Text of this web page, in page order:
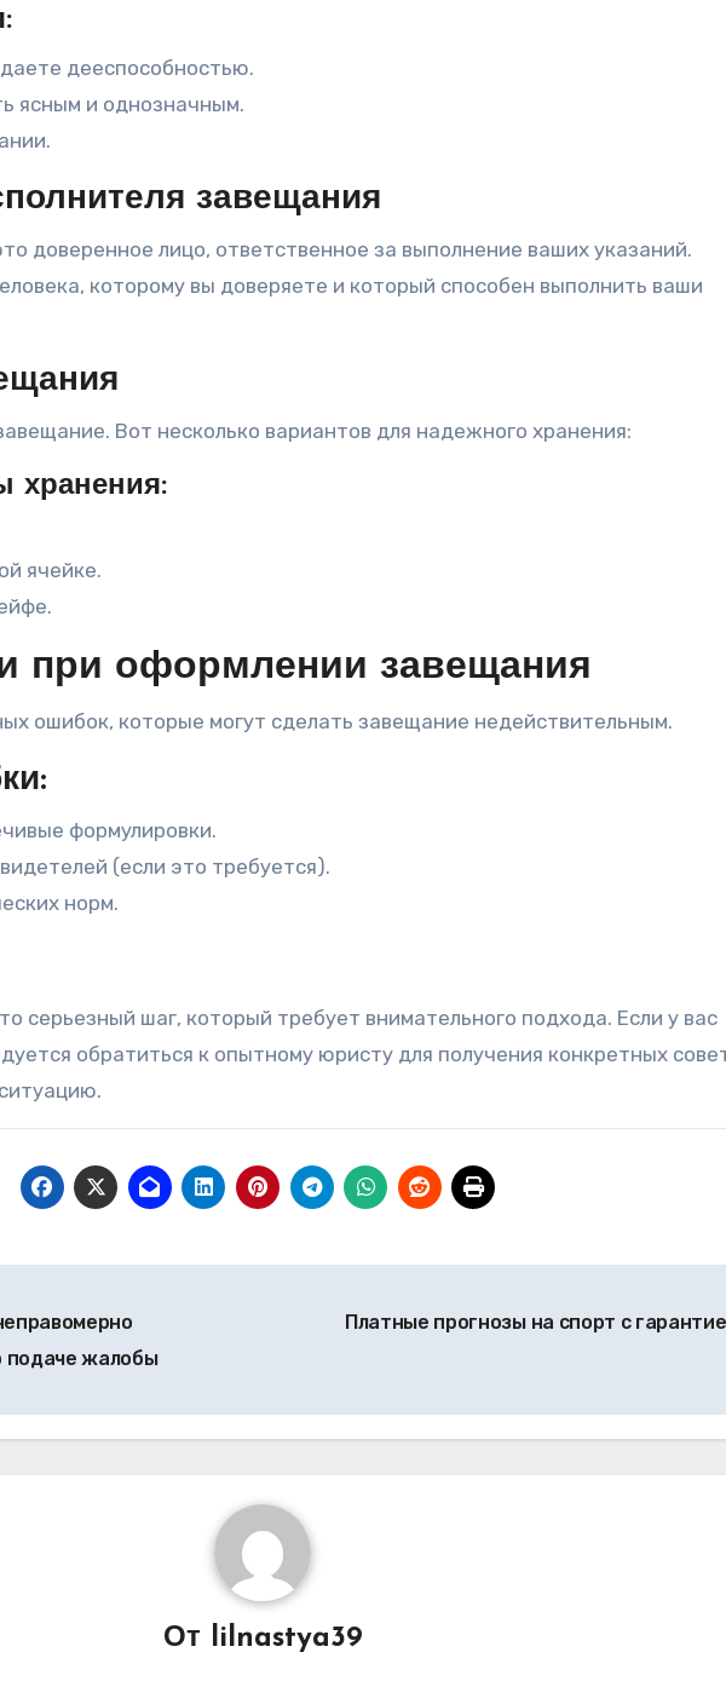
дееспособностью.
ясным и однозначным.
завещания
доверенное лицо, ответственное за выполнение ваших указаний.
которому вы доверяете и который способен выполнить ваши
Вот несколько вариантов для надежного хранения:
хранения:
ячейке.
при оформлении завещания
ошибок, которые могут сделать завещание недействительным.
формулировки.
(если это требуется).
норм.
серьезный шаг, который требует внимательного подхода. Если у вас
обратиться к опытному юристу для получения конкретных
подаче жалобы
Платные прогнозы на спорт с
От lilnastya39